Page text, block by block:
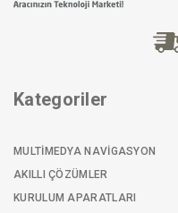
Kategoriler
MULTİMEDYA NAVİGASYON
AKILLI ÇÖZÜMLER
KURULUM APARATLARI